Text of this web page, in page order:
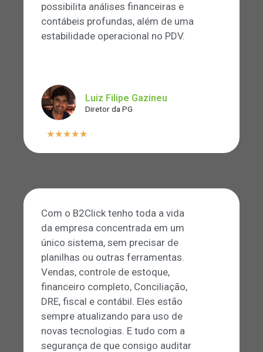
possibilita análises financeiras e
contábeis profundas, além de uma
estabilidade operacional no PDV.
Luiz Filipe Gazineu
Diretor da PG
★★★★★
Com o B2Click tenho toda a vida
da empresa concentrada em um
único sistema, sem precisar de
planilhas ou outras ferramentas.
Vendas, controle de estoque,
financeiro completo, Conciliação,
DRE, fiscal e contábil. Eles estão
sempre atualizando para uso de
novas tecnologias. E tudo com a
segurança de que consigo auditar